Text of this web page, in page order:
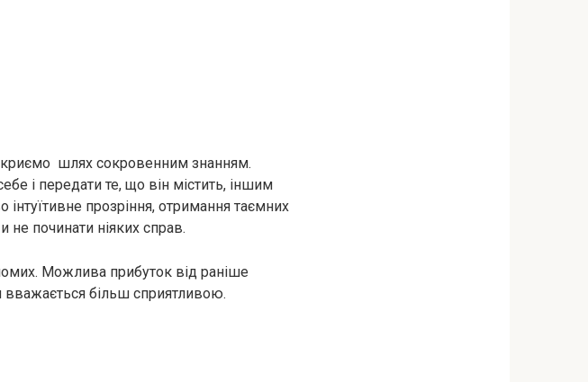
шлях сокровенним знанням.
і передати те, що він містить, іншим
прозріння, отримання таємних
не починати ніяких справ.
Можлива прибуток від раніше
більш сприятливою.